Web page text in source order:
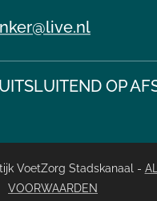
OP
VoetZorg Stadskanaal -
VOORWAARDEN